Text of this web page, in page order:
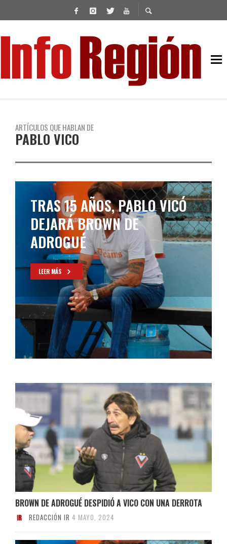
ARTÍCULOS QUE HABLAN DE
PABLO VICO
PABLO VICO INICIA UN
NUEVO CAPÍTULO EN LA
HISTORIA DE BROWN DE
ADROGUÉ
LEER MÁS
BROWN DE ADROGUÉ DESPIDIÓ A VICO CON UNA DERROTA
REDACCIÓN IR 4 MAYO, 2024